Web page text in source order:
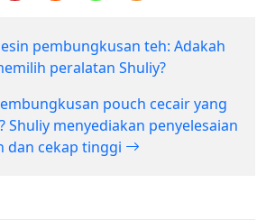
pembungkusan teh: Adakah
peralatan Shuliy?
pouch cecair yang
Shuliy menyediakan penyelesaian
dan cekap tinggi